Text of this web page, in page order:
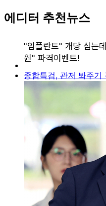
에디터 추천뉴스
종합특검, 관저 봐주기